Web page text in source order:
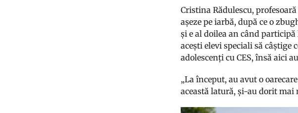
Cristina Rădulescu,
așeze pe iarbă, după ce o
și e al doilea an când participă
acești elevi speciali să câștige
adolescenți cu CES, însă aici
„La început, au avut o
această latură, și-au dorit mai